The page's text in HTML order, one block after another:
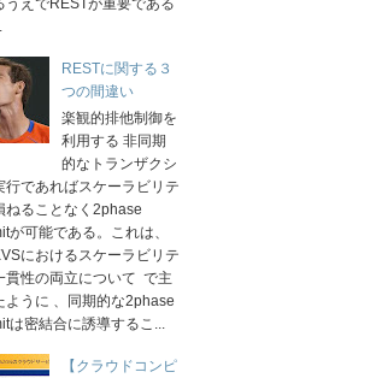
RESTに関する３
つの間違い
楽観的排他制御を
利用する 非同期
的なトランザクシ
行であればスケーラビリテ
ねることなく2phase
が可能である。これは、
におけるスケーラビリテ
貫性の両立について で主
ように 、同期的な2phase
は密結合に誘導するこ...
【クラウドコンピ